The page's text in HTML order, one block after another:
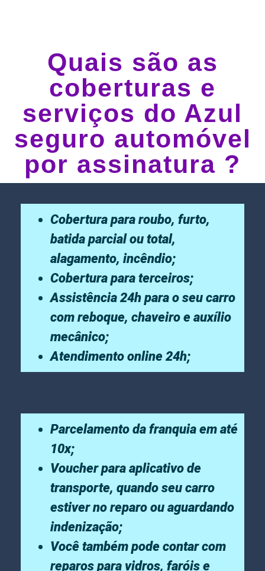
Quais são as
coberturas e
serviços do Azul
seguro automóvel
por assinatura ?
Cobertura para roubo, furto,
batida parcial ou total,
alagamento, incêndio;
Cobertura para terceiros;
Assistência 24h para o seu carro
com reboque, chaveiro e auxílio
mecânico;
Atendimento online 24h;
Parcelamento da franquia em até
10x;
Voucher para aplicativo de
transporte, quando seu carro
estiver no reparo ou aguardando
indenização;
Você também pode contar com
reparos para vidros, faróis e